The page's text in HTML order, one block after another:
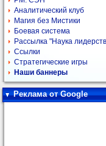
Аналитический клуб
Магия без Мистики
Боевая система
Рассылка "Наука
Ссылки
Стратегические игры
Наши баннеры
Реклама от Google